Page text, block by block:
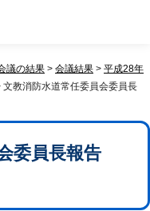
議の結果 > 会議結果 > 平成28年
文教消防水道常任委員会委員長
委員長報告